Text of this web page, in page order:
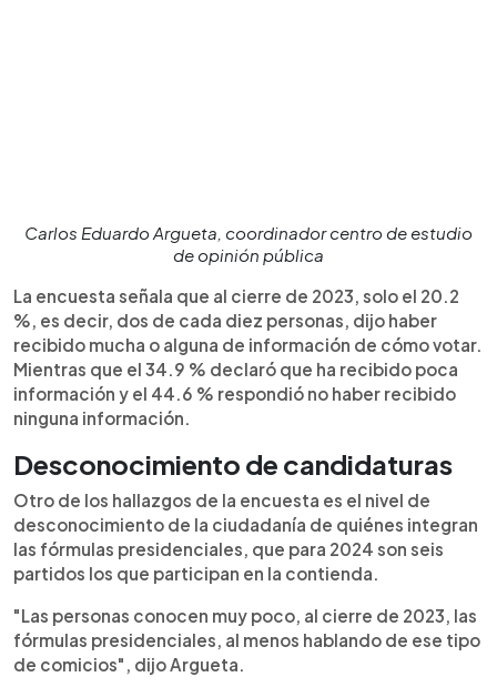
Carlos Eduardo Argueta, coordinador centro de estudio
de opinión pública
La encuesta señala que al cierre de 2023, solo el 20.2
%, es decir, dos de cada diez personas, dijo haber
recibido mucha o alguna de información de cómo votar.
Mientras que el 34.9 % declaró que ha recibido poca
información y el 44.6 % respondió no haber recibido
ninguna información.
Desconocimiento de candidaturas
Otro de los hallazgos de la encuesta es el nivel de
desconocimiento de la ciudadanía de quiénes integran
las fórmulas presidenciales, que para 2024 son seis
partidos los que participan en la contienda.
"Las personas conocen muy poco, al cierre de 2023, las
fórmulas presidenciales, al menos hablando de ese tipo
de comicios", dijo Argueta.